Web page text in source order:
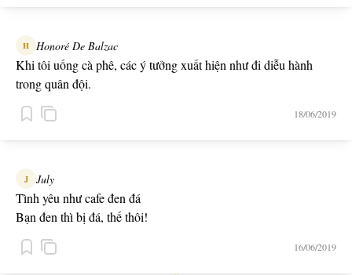
H Honoré De Balzac
Khi tôi uống cà phê, các ý tưởng xuất hiện như đi diễu hành
trong quân đội.
18/06/2019
J July
Tình yêu như cafe đen đá
Bạn đen thì bị đá, thế thôi!
16/06/2019